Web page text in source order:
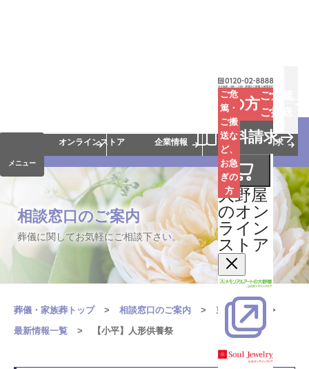
ご危
篤・
ご搬
送な
ど、
お急
ぎの
方
お急ぎの方ご危篤
ご搬送
資料請求
大野屋
のオン
ライン
ストア
メニュー
お仏壇
会員サービス
オンラインストア
企業情報 資料請求
相談窓口のご案内
葬儀に関してお気軽にご相談下さい。
葬儀・家族葬トップ 相談窓口のご案内
東京営業所
最新情報一覧
【小平】人形供養祭